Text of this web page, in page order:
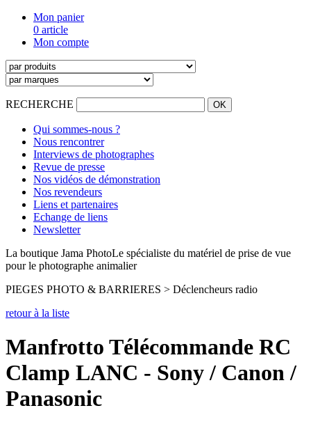
Mon panier
0 article
Mon compte
RECHERCHE
Qui sommes-nous ?
Nous rencontrer
Interviews de photographes
Revue de presse
Nos vidéos de démonstration
Nos revendeurs
Liens et partenaires
Echange de liens
Newsletter
La boutique Jama PhotoLe spécialiste du matériel de prise de vue
pour le photographe animalier
PIEGES PHOTO & BARRIERES > Déclencheurs radio
retour à la liste
Manfrotto Télécommande RC
Clamp LANC - Sony / Canon /
Panasonic